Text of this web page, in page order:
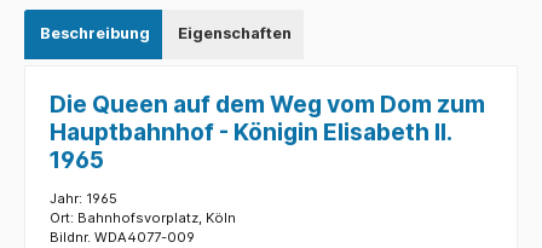
Beschreibung Eigenschaften
Die Queen auf dem Weg vom Dom zum
Hauptbahnhof - Königin Elisabeth II.
1965
Jahr: 1965
Ort: Bahnhofsvorplatz, Köln
Bildnr. WDA4077-009